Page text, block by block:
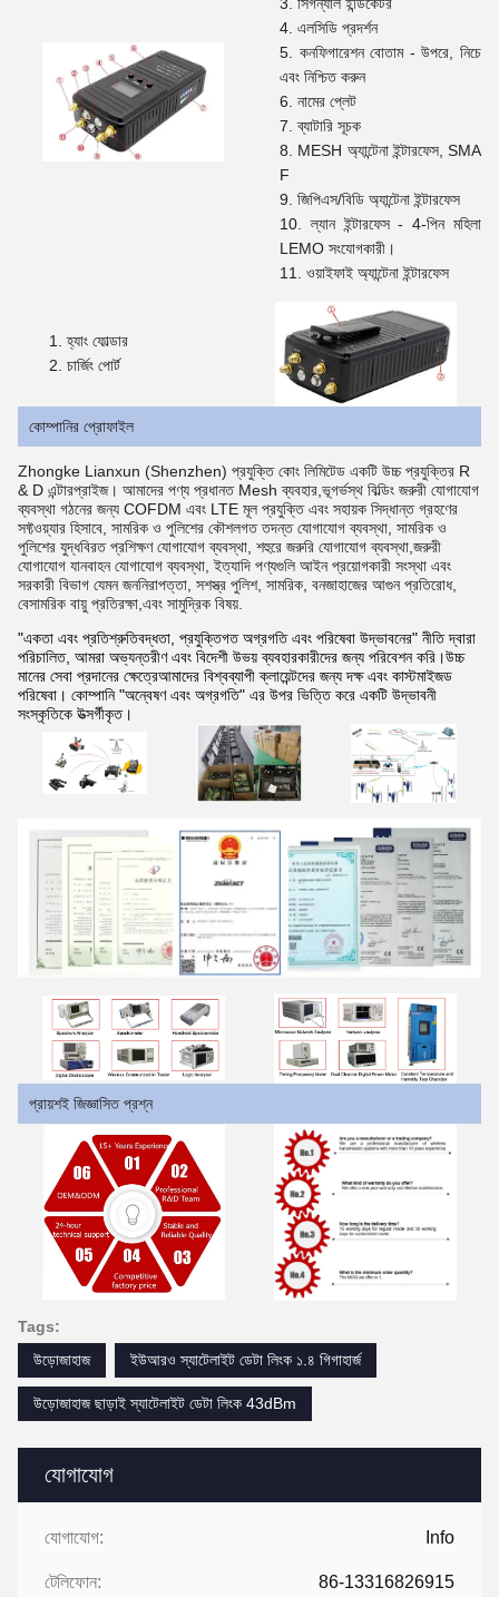
যোগাযোগ
যোগাযোগ: Info
টেলিফোন: 86-13316826915
এলসিডি প্রদর্শন
কনফিগারেশন বোতাম - উপরে, নিচে
এবং নিশ্চিত করুন
নামের প্লেট
ব্যাটারি সূচক
MESH অ্যান্টেনা ইন্টারফেস, SMA
F
জিপিএস/বিডি অ্যান্টেনা ইন্টারফেস
ল্যান ইন্টারফেস - 4-পিন মহিলা
LEMO সংযোগকারী।
ওয়াইফাই অ্যান্টেনা ইন্টারফেস
হ্যাং ফোল্ডার
চার্জিং পোর্ট
কোম্পানির প্রোফাইল
Zhongke Lianxun (Shenzhen) প্রযুক্তি কোং লিমিটেড একটি উচ্চ প্রযুক্তির R
& D এন্টারপ্রাইজ। আমাদের পণ্য প্রধানত Mesh ব্যবহার,ভূগর্ভস্থ বিল্ডিং জরুরী যোগাযোগ
ব্যবস্থা গঠনের জন্য COFDM এবং LTE মূল প্রযুক্তি এবং সহায়ক সিদ্ধান্ত গ্রহণের
সফ্টওয়্যার হিসাবে, সামরিক ও পুলিশের কৌশলগত তদন্ত যোগাযোগ ব্যবস্থা, সামরিক ও
পুলিশের যুদ্ধবিরত প্রশিক্ষণ যোগাযোগ ব্যবস্থা, শহুরে জরুরি যোগাযোগ ব্যবস্থা,জরুরী
যোগাযোগ যানবাহন যোগাযোগ ব্যবস্থা, ইত্যাদি পণ্যগুলি আইন প্রয়োগকারী সংস্থা এবং
সরকারী বিভাগ যেমন জননিরাপত্তা, সশস্ত্র পুলিশ, সামরিক, বনজাহাজের আগুন প্রতিরোধ,
বেসামরিক বায়ু প্রতিরক্ষা,এবং সামুদ্রিক বিষয়.
"একতা এবং প্রতিশ্রুতিবদ্ধতা, প্রযুক্তিগত অগ্রগতি এবং পরিষেবা উদ্ভাবনের" নীতি দ্বারা
পরিচালিত, আমরা অভ্যন্তরীণ এবং বিদেশী উভয় ব্যবহারকারীদের জন্য পরিবেশন করি।উচ্চ
মানের সেবা প্রদানের ক্ষেত্রেআমাদের বিশ্বব্যাপী ক্লায়েন্টদের জন্য দক্ষ এবং কাস্টমাইজড
পরিষেবা। কোম্পানি "অন্বেষণ এবং অগ্রগতি" এর উপর ভিত্তি করে একটি উদ্ভাবনী
সংস্কৃতিকে উত্সর্গীকৃত।
প্রায়শই জিজ্ঞাসিত প্রশ্ন
Tags:
উড়োজাহাজ
ইউআরও স্যাটেলাইট ডেটা লিংক ১.৪ গিগাহার্জ
উড়োজাহাজ ছাড়াই স্যাটেলাইট ডেটা লিংক 43dBm